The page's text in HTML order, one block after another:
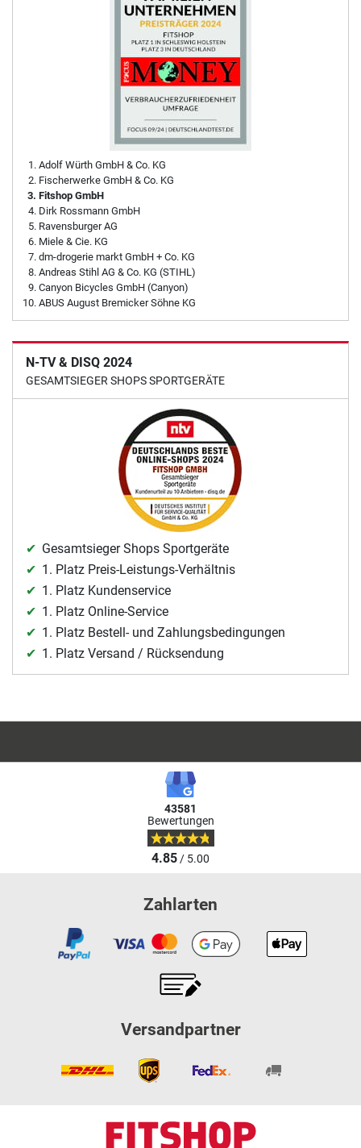
Adolf Würth GmbH & Co. KG
Fischerwerke GmbH & Co. KG
Fitshop GmbH
Dirk Rossmann GmbH
Ravensburger AG
Miele & Cie. KG
dm-drogerie markt GmbH + Co. KG
Andreas Stihl AG & Co. KG (STIHL)
Canyon Bicycles GmbH (Canyon)
ABUS August Bremicker Söhne KG
N-TV & DISQ 2024
GESAMTSIEGER SHOPS SPORTGERÄTE
Gesamtsieger Shops Sportgeräte
1. Platz Preis-Leistungs-Verhältnis
1. Platz Kundenservice
1. Platz Online-Service
1. Platz Bestell- und Zahlungsbedingungen
1. Platz Versand / Rücksendung
43581
Bewertungen
4.85/ 5.00
Zahlarten
Versandpartner